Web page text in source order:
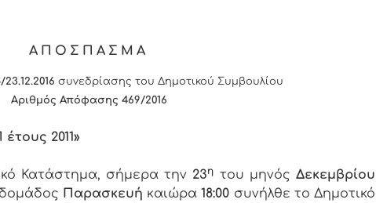
ΑΠΟΣΠΑΣΜΑ
23.12.2016 συνεδρίασης του Δημοτικού Συμβουλίου
Αριθμός Απόφασης 469/2016
2011»
Κατάστημα, σήμερα την 23η του μηνόςΔεκεμβρίου
Παρασκευή καιώρα18:00 συνήλθε το Δημοτικό